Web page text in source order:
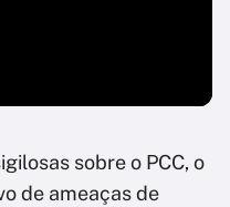
sobre o PCC, o
de ameaças de